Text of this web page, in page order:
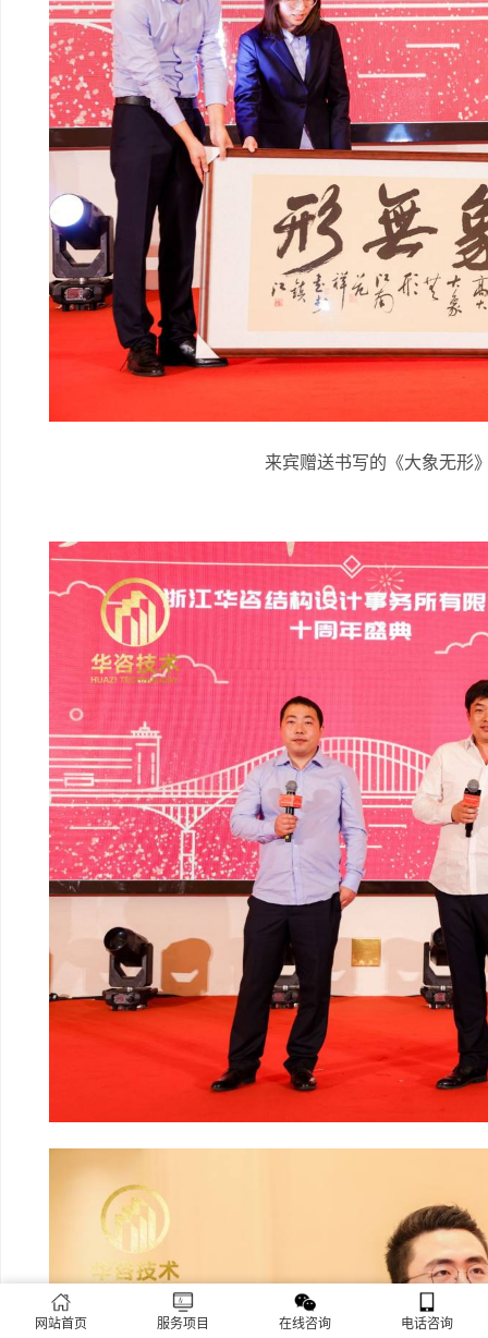
来宾赠送书写的《大象无形
网站首页 服务项目 在线咨询 电话咨询